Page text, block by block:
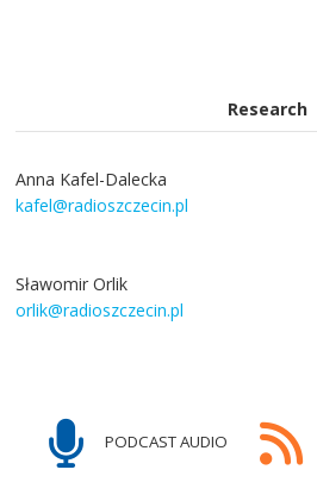
Research
Anna Kafel-Dalecka
kafel@radioszczecin.pl
Sławomir Orlik
orlik@radioszczecin.pl
PODCAST AUDIO